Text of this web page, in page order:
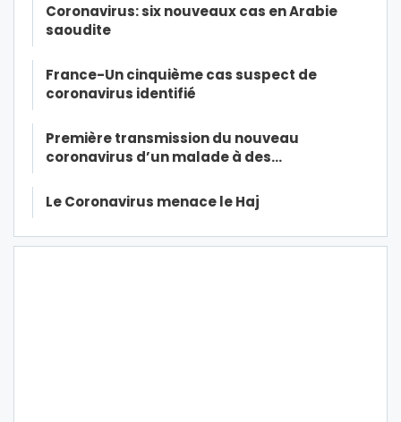
Coronavirus: six nouveaux cas en Arabie
saoudite
France-Un cinquième cas suspect de
coronavirus identifié
Première transmission du nouveau
coronavirus d’un malade à des…
Le Coronavirus menace le Haj